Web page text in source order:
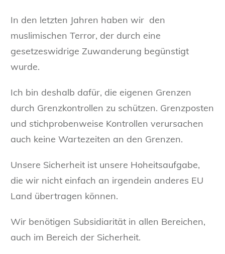
In den letzten Jahren haben wir den
muslimischen Terror, der durch eine
gesetzeswidrige Zuwanderung begünstigt
wurde.
Ich bin deshalb dafür, die eigenen Grenzen
durch Grenzkontrollen zu schützen. Grenzposten
und stichprobenweise Kontrollen verursachen
auch keine Wartezeiten an den Grenzen.
Unsere Sicherheit ist unsere Hoheitsaufgabe,
die wir nicht einfach an irgendein anderes EU
Land übertragen können.
Wir benötigen Subsidiarität in allen Bereichen,
auch im Bereich der Sicherheit.